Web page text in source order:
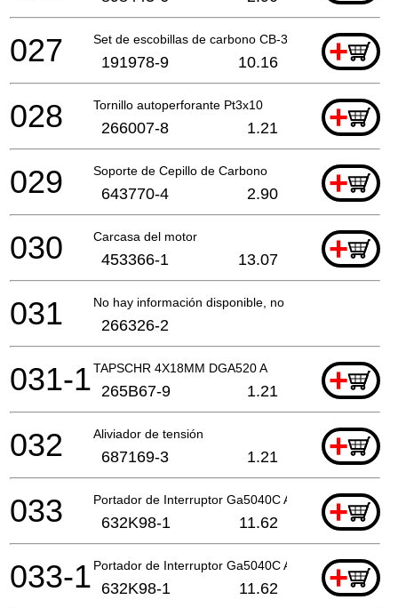
Set de escobillas de carbono CB-318 +
027 191978-9 10.16
Tornillo autoperforante Pt3x10 +
028 266007-8 1.21
Soporte de Cepillo de Carbono +
029 643770-4 2.90
Carcasa del motor +
030 453366-1 13.07
No hay información disponible, no se puede pedir
031 266326-2
TAPSCHR 4X18MM DGA520 A +
031-1 265B67-9 1.21
Aliviador de tensión +
032 687169-3 1.21
Portador de Interruptor Ga5040C A +
033 632K98-1 11.62
Portador de Interruptor Ga5040C A +
033-1 632K98-1 11.62